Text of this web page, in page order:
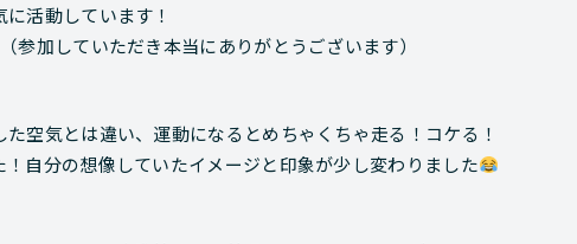
活動しています！
参加していただき本当にありがとうございます）
空気とは違い、運動になるとめちゃくちゃ走る！コケる！
自分の想像していたイメージと印象が少し変わりました